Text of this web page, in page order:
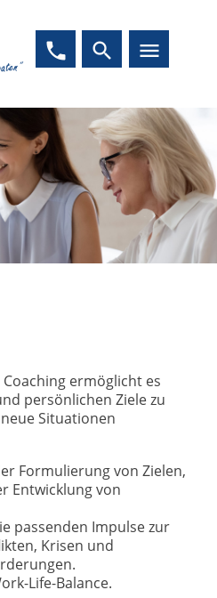
phone search menu
ermöglicht es
persönlichen Ziele zu
Situationen
Formulierung von Zielen,
Entwicklung von
passenden Impulse zur
Krisen und
Life-Balance.